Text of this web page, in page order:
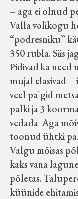
– aga ei olnud
Valla volikogu
“podresniku”
350 rubla. Siis
Pidivad ka need
mujal elasivad –
veel palgid
palki ja 3
vedada. Aga
toonud ühtki
Valgu mõisas
kaks vana
põletas.
küünide